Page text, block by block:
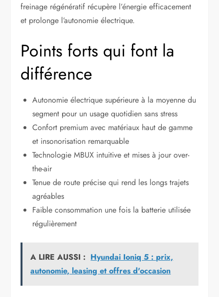
freinage régénératif récupère l’énergie efficacement
et prolonge l’autonomie électrique.
Points forts qui font la
différence
Autonomie électrique supérieure à la moyenne du
segment pour un usage quotidien sans stress
Confort premium avec matériaux haut de gamme
et insonorisation remarquable
Technologie MBUX intuitive et mises à jour over-
the-air
Tenue de route précise qui rend les longs trajets
agréables
Faible consommation une fois la batterie utilisée
régulièrement
A LIRE AUSSI : Hyundai Ioniq 5 : prix,
autonomie, leasing et offres d'occasion